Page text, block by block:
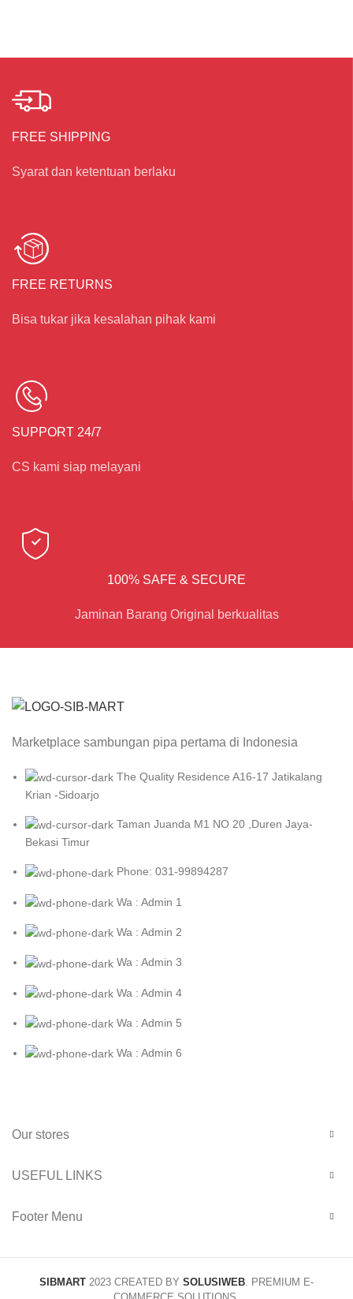
FREE SHIPPING
Syarat dan ketentuan berlaku
FREE RETURNS
Bisa tukar jika kesalahan pihak kami
SUPPORT 24/7
CS kami siap melayani
100% SAFE & SECURE
Jaminan Barang Original berkualitas
Marketplace sambungan pipa pertama di Indonesia
The Quality Residence A16-17 Jatikalang
Krian -Sidoarjo
Taman Juanda M1 NO 20 ,Duren Jaya-
Bekasi Timur
Phone: 031-99894287
Wa : Admin 1
Wa : Admin 2
Wa : Admin 3
Wa : Admin 4
Wa : Admin 5
Wa : Admin 6
Our stores
USEFUL LINKS
Footer Menu
SIBMART 2023 CREATED BY SOLUSIWEB. PREMIUM E-